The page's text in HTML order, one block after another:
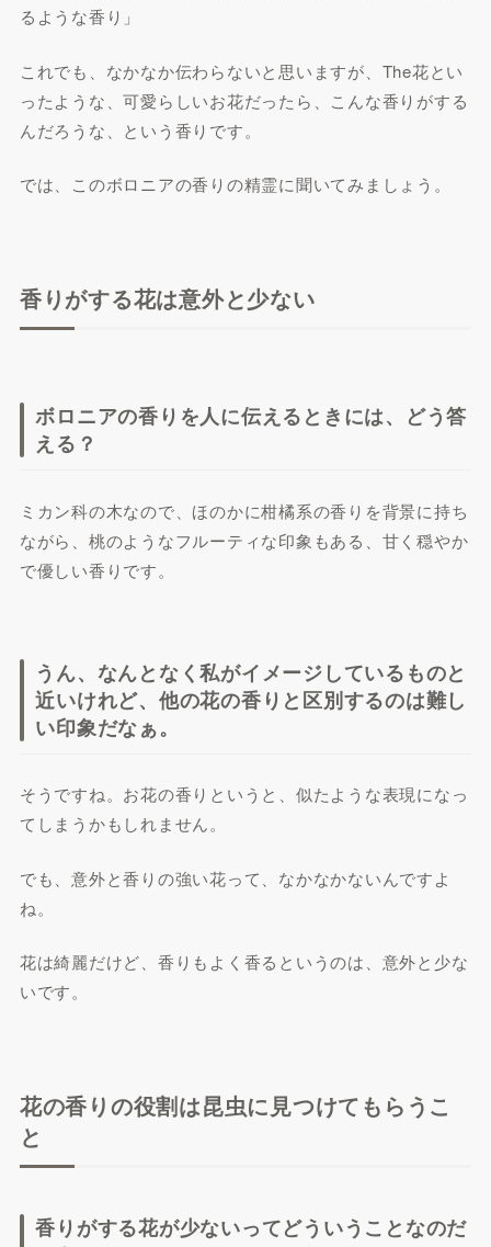
るような香り」
これでも、なかなか伝わらないと思いますが、The花とい
ったような、可愛らしいお花だったら、こんな香りがする
んだろうな、という香りです。
では、このボロニアの香りの精霊に聞いてみましょう。
香りがする花は意外と少ない
ボロニアの香りを人に伝えるときには、どう答
える？
ミカン科の木なので、ほのかに柑橘系の香りを背景に持ち
ながら、桃のようなフルーティな印象もある、甘く穏やか
で優しい香りです。
うん、なんとなく私がイメージしているものと
近いけれど、他の花の香りと区別するのは難し
い印象だなぁ。
そうですね。お花の香りというと、似たような表現になっ
てしまうかもしれません。
でも、意外と香りの強い花って、なかなかないんですよ
ね。
花は綺麗だけど、香りもよく香るというのは、意外と少な
いです。
花の香りの役割は昆虫に見つけてもらうこ
と
香りがする花が少ないってどういうことなのだ